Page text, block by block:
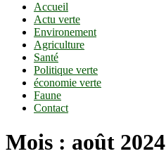
Accueil
Actu verte
Environement
Agriculture
Santé
Politique verte
économie verte
Faune
Contact
Mois : août 2024